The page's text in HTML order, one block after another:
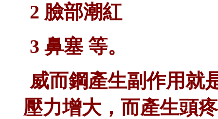
2 臉部潮紅
3 鼻塞 等。
威而鋼產生副作用就
壓力增大，而產生頭